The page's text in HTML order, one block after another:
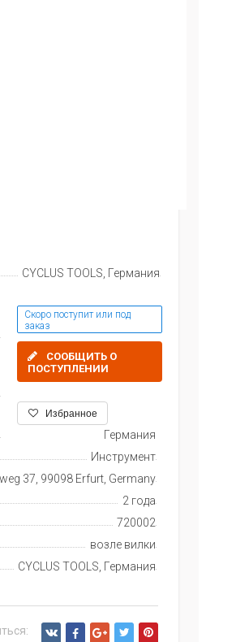
CYCLUS TOOLS, Германия
Скоро поступит или под
заказ
СООБЩИТЬ О
ПОСТУПЛЕНИИ
Избранное
Германия
Инструмент
37, 99098 Erfurt, Germany
2 года
720002
возле вилки
CYCLUS TOOLS, Германия